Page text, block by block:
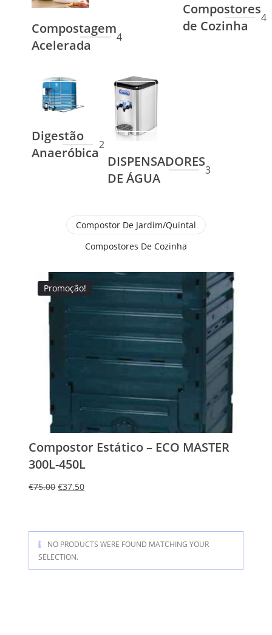
Compostagem
Acelerada
4
Compostores
de Cozinha
4
Digestão
Anaeróbica2
DISPENSADORES
DE ÁGUA
3
Compostor De Jardim/Quintal
Compostores De Cozinha
Promoção!
Compostor Estático – ECO MASTER
300L-450L
€75.00 €37.50
NO PRODUCTS WERE FOUND MATCHING YOUR
SELECTION.